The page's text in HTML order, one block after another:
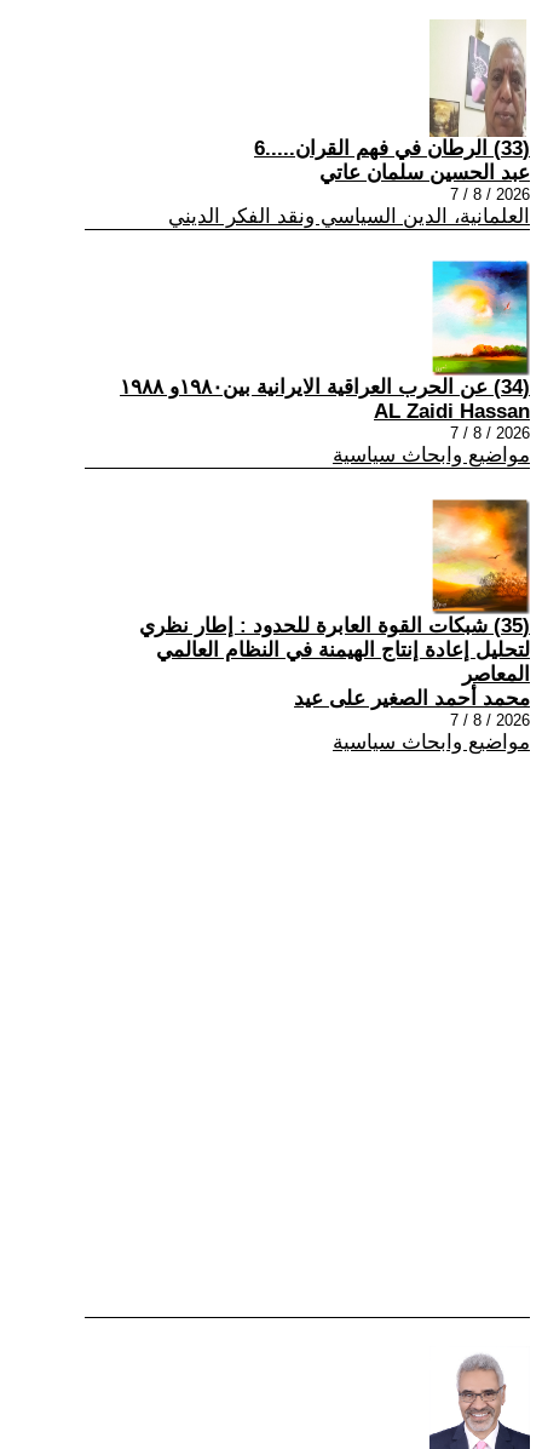
(33) الرطان في فهم القران.....6
عبد الحسين سلمان عاتي
2026 / 8 / 7
العلمانية، الدين السياسي ونقد الفكر الديني
(34) عن الحرب العراقية الايرانية بين١٩٨٠و ١٩٨٨
AL Zaidi Hassan
2026 / 8 / 7
مواضيع وابحاث سياسية
(35) شبكات القوة العابرة للحدود : إطار نظري
لتحليل إعادة إنتاج الهيمنة في النظام العالمي
المعاصر
محمد أحمد الصغير على عيد
2026 / 8 / 7
مواضيع وابحاث سياسية